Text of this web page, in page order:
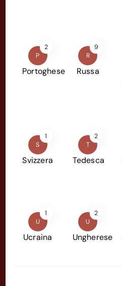
P
2
Portoghese
R
9
Russa
S
1
Svizzera
T
2
Tedesca
U
1
Ucraina
U
2
Ungherese